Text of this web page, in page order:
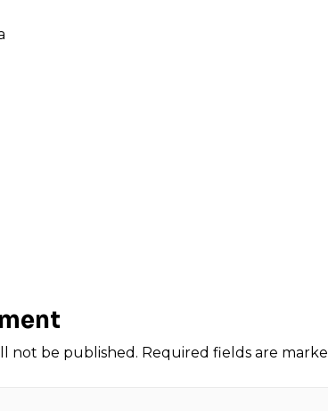
not be published. Required fields are